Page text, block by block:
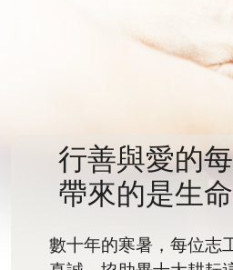
行善與愛的
帶來的是生
數十年的寒暑，每位志